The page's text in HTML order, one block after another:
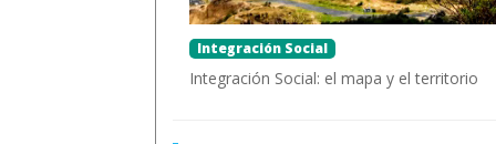
Integración Social
Integración Social: el mapa y el territorio